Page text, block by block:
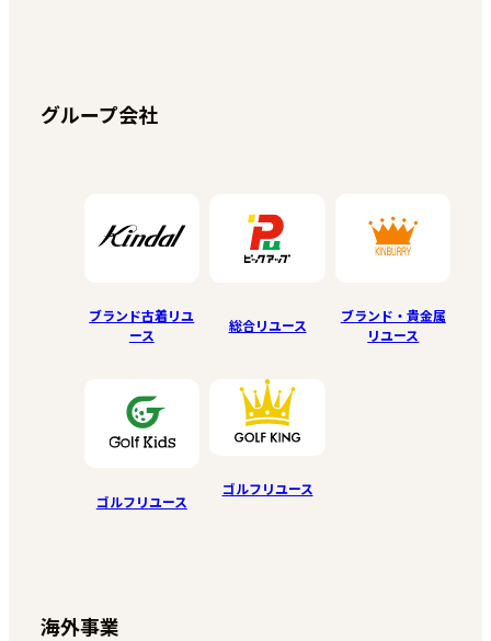
グループ会社
ブランド古着リユ
ース
総合リユース
ブランド・貴金属
リユース
ゴルフリユース
ゴルフリユース
海外事業